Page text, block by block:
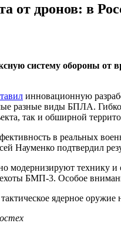
от дронов: в
систему обороны от
инновационную
разные виды БПЛА.
так и обширной
в реальных
Науменко подтвердил
модернизируют технику
БМП-3. Особое
ядерное оружие